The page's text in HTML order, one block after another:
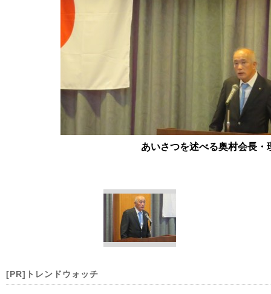
あいさつを述べる奥村会長・
[PR]トレンドウォッチ